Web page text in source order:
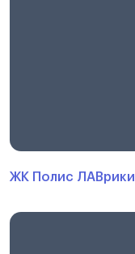
ЖК Полис ЛАВрики